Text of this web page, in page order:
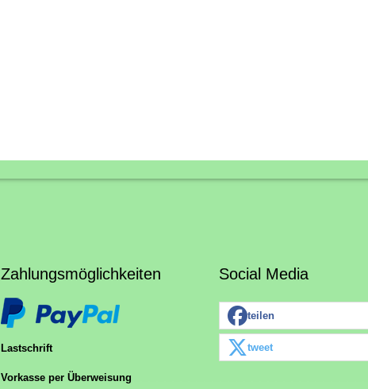
Zahlungsmöglichkeiten
Lastschrift
Vorkasse per Überweisung
Social Media
teilen
tweet